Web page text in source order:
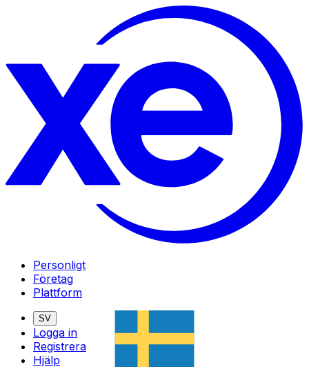
Personligt
Företag
Plattform
SV
Logga in
Registrera
Hjälp